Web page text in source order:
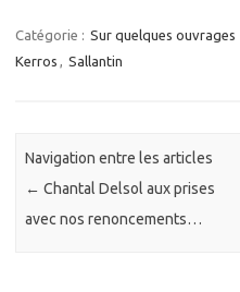
Catégorie : Sur quelques ouvrages
Kerros , Sallantin
Navigation entre les articles
← Chantal Delsol aux prises
avec nos renoncements…